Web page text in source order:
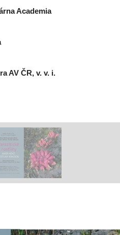
Academia
AV ČR, v. v. i.